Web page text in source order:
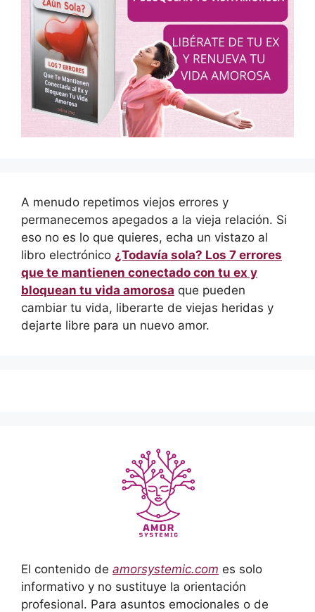
A menudo repetimos viejos errores y
permanecemos apegados a la vieja relación. Si
eso no es lo que quieres, echa un vistazo al
libro electrónico ¿Todavía sola? Los 7 errores
que te mantienen conectado con tu ex y
bloquean tu vida amorosa que pueden
cambiar tu vida, liberarte de viejas heridas y
dejarte libre para un nuevo amor.
El contenido de amorsystemic.com es solo
informativo y no sustituye la orientación
profesional. Para asuntos emocionales o de